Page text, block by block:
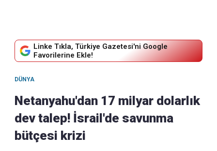
Linke Tıkla, Türkiye Gazetesi'ni Google
Favorilerine Ekle!
DÜNYA
Netanyahu'dan 17 milyar dolarlık
dev talep! İsrail'de savunma
bütçesi krizi